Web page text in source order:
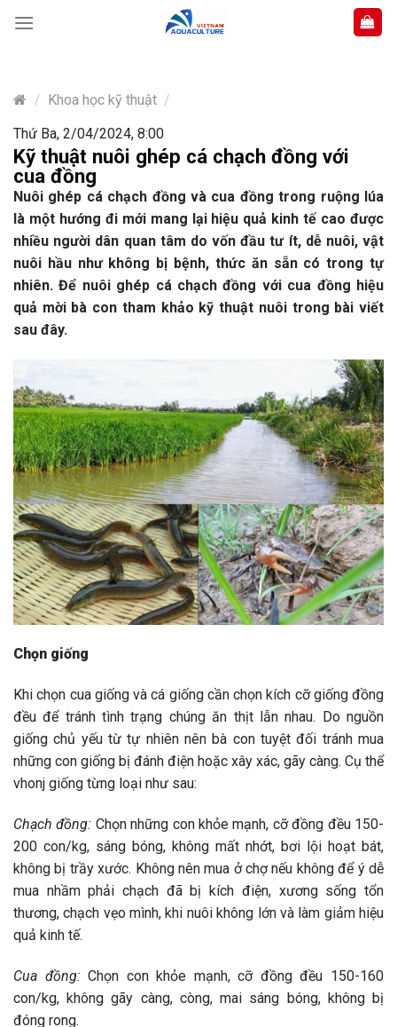
content
/ Khoa học kỹ thuật /
Thứ Ba, 2/04/2024, 8:00
Kỹ thuật nuôi ghép cá chạch đồng với
cua đồng
Nuôi ghép cá chạch đồng và cua đồng trong ruộng lúa
là một hướng đi mới mang lại hiệu quả kinh tế cao được
nhiều người dân quan tâm do vốn đầu tư ít, dễ nuôi, vật
nuôi hầu như không bị bệnh, thức ăn sẵn có trong tự
nhiên. Để nuôi ghép cá chạch đồng với cua đồng hiệu
quả mời bà con tham khảo kỹ thuật nuôi trong bài viết
sau đây.
Chọn giống
Khi chọn cua giống và cá giống cần chọn kích cỡ giống đồng
đều để tránh tình trạng chúng ăn thịt lẫn nhau. Do nguồn
giống chủ yếu từ tự nhiên nên bà con tuyệt đối tránh mua
những con giống bị đánh điện hoặc xây xác, gãy càng. Cụ thể
vhonj giống từng loại như sau:
Chạch đồng: Chọn những con khỏe mạnh, cỡ đồng đều 150-
200 con/kg, sáng bóng, không mất nhớt, bơi lội hoạt bát,
không bị trầy xước. Không nên mua ở chợ nếu không để ý dễ
mua nhầm phải chạch đã bị kích điện, xương sống tổn
thương, chạch vẹo mình, khi nuôi không lớn và làm giảm hiệu
quả kinh tế.
Cua đồng:Chọn con khỏe mạnh, cỡ đồng đều 150-160
con/kg, không gãy càng, còng, mai sáng bóng, không bị
đóng rong.